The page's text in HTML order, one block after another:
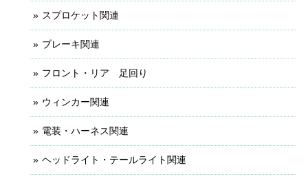
スプロケット関連
ブレーキ関連
フロント・リア 足回り
ウィンカー関連
電装・ハーネス関連
ヘッドライト・テールライト関連